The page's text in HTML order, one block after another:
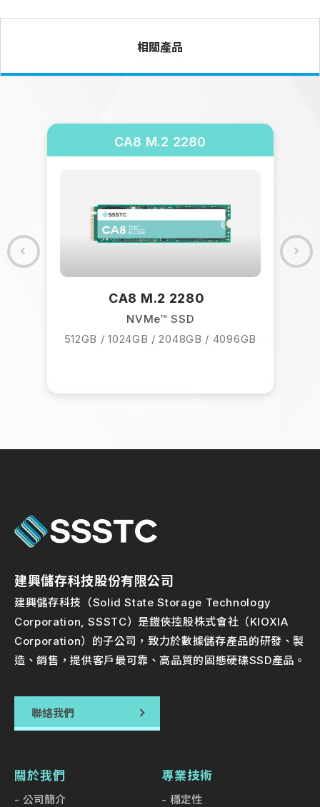
相關產品
CA8 M.2 2280
CA8 M.2 2280
NVMe™ SSD
512GB / 1024GB / 2048GB / 4096GB
建興儲存科技股份有限公司
建興儲存科技（Solid State Storage Technology
Corporation, SSSTC）是鎧俠控股株式會社（KIOXIA
Corporation）的子公司，致力於數據儲存產品的研發、製
造、銷售，提供客戶最可靠、高品質的固態硬碟SSD產品。
聯絡我們
關於我們
公司簡介
專業技術
穩定性